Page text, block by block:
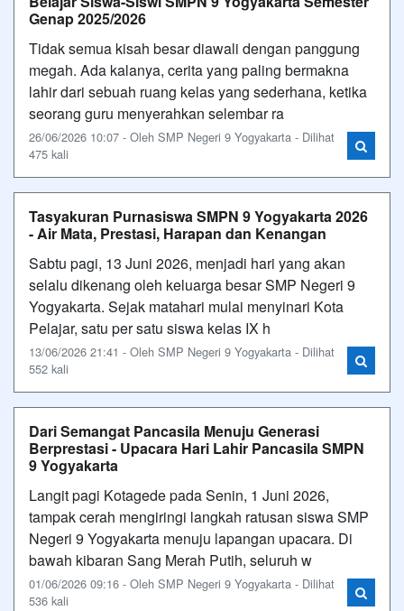
Genap 2025/2026
Tidak semua kisah besar diawali dengan panggung
megah. Ada kalanya, cerita yang paling bermakna
lahir dari sebuah ruang kelas yang sederhana, ketika
seorang guru menyerahkan selembar ra
26/06/2026 10:07 - Oleh SMP Negeri 9 Yogyakarta - Dilihat
475 kali
Tasyakuran Purnasiswa SMPN 9 Yogyakarta 2026
- Air Mata, Prestasi, Harapan dan Kenangan
Sabtu pagi, 13 Juni 2026, menjadi hari yang akan
selalu dikenang oleh keluarga besar SMP Negeri 9
Yogyakarta. Sejak matahari mulai menyinari Kota
Pelajar, satu per satu siswa kelas IX h
13/06/2026 21:41 - Oleh SMP Negeri 9 Yogyakarta - Dilihat
552 kali
Dari Semangat Pancasila Menuju Generasi
Berprestasi - Upacara Hari Lahir Pancasila SMPN
9 Yogyakarta
Langit pagi Kotagede pada Senin, 1 Juni 2026,
tampak cerah mengiringi langkah ratusan siswa SMP
Negeri 9 Yogyakarta menuju lapangan upacara. Di
bawah kibaran Sang Merah Putih, seluruh w
01/06/2026 09:16 - Oleh SMP Negeri 9 Yogyakarta - Dilihat
536 kali